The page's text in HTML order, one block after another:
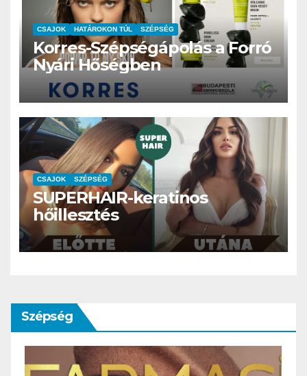
CSAJOK HATÁROKON TÚL SZÉPSÉG
Korres-Szépségápolás a Forró
Nyári Hőségben
CSAJOK SZÉPSÉG
SUPERHAIR-keratinos
hőillesztés
Szépség